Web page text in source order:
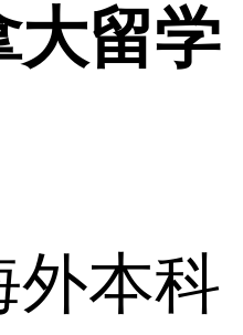
大留学
外本科